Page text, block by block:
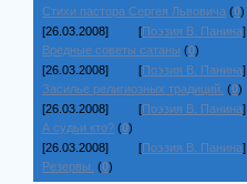
Стихи пастора Сергея Львовича (0)
[26.03.2008]
[Поэзия В. Панина]
Вредные советы сатаны (0)
[26.03.2008]
[Поэзия В. Панина]
Засилье религиозных традиций. (0)
[26.03.2008]
[Поэзия В. Панина]
А судьи кто? (0)
[26.03.2008]
[Поэзия В. Панина]
Резервы. (0)